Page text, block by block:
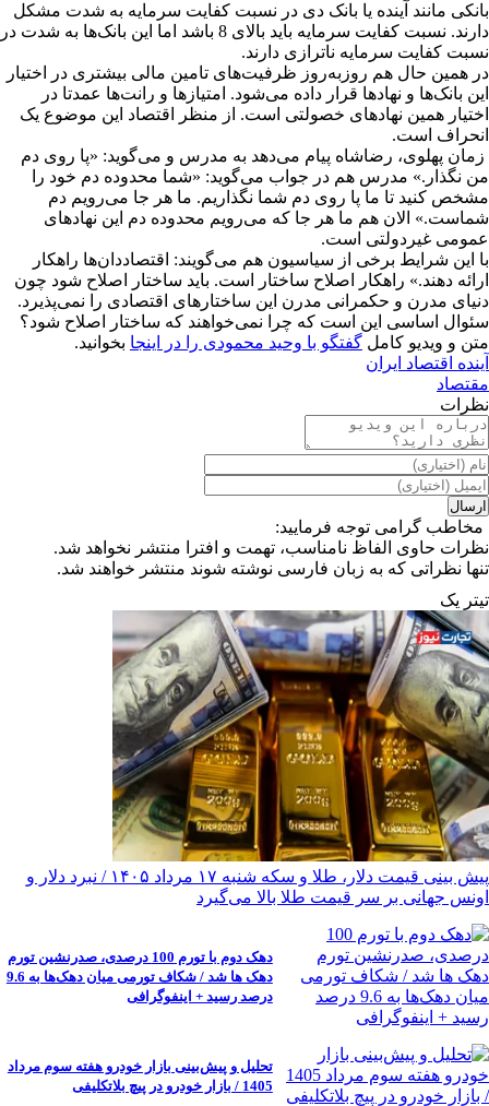
بانکی مانند آینده یا بانک دی در نسبت کفایت سرمایه به شدت مشکل
دارند. نسبت کفایت سرمایه باید بالای 8 باشد اما این بانک‌ها به شدت در
نسبت کفایت سرمایه ناترازی دارند.
در همین حال هم روزبه‌روز ظرفیت‌های تامین مالی بیشتری در اختیار
این بانک‌ها و نهادها قرار داده می‌شود. امتیازها و رانت‌ها عمدتا در
اختیار همین نهادهای خصولتی است. از منظر اقتصاد این موضوع یک
انحراف است.
زمان پهلوی، رضاشاه پیام می‌دهد به مدرس و می‌گوید: «پا روی دم
من نگذار.» مدرس هم در جواب می‌گوید: «شما محدوده دم خود را
مشخص کنید تا ما پا روی دم شما نگذاریم. ما هر جا می‌رویم دم
شماست.» الان هم ما هر جا که می‌رویم محدوده دم این نهادهای
عمومی غیردولتی است.
با این شرایط برخی از سیاسیون هم می‌گویند: اقتصاددان‌ها راهکار
ارائه دهند.» راهکار اصلاح ساختار است. باید ساختار اصلاح شود چون
دنیای مدرن و حکمرانی مدرن این ساختارهای اقتصادی را نمی‌پذیرد.
سئوال اساسی این است که چرا نمی‌خواهند که ساختار اصلاح شود؟
متن و ویدیو کامل گفتگو با وحید محمودی را در اینجا بخوانید.
آینده اقتصاد ایران
مقتصاد
نظرات
مخاطب گرامی توجه فرمایید:
نظرات حاوی الفاظ نامناسب، تهمت و افترا منتشر نخواهد شد.
تنها نظراتی که به زبان فارسی نوشته شوند منتشر خواهند شد.
تیترِ یک
پیش ‌بینی قیمت دلار، طلا و سکه شنبه ۱۷ مرداد ۱۴۰۵ / نبرد دلار و
اونس جهانی بر سر قیمت طلا بالا می‌گیرد
دهک دوم با تورم 100 درصدی، صدرنشین تورم
دهک ها شد / شکاف تورمی میان دهک‌ها به 9.6
درصد رسید + اینفوگرافی
تحلیل و پیش‌بینی بازار خودرو هفته سوم مرداد
1405 / بازار خودرو در پیچ بلاتکلیفی